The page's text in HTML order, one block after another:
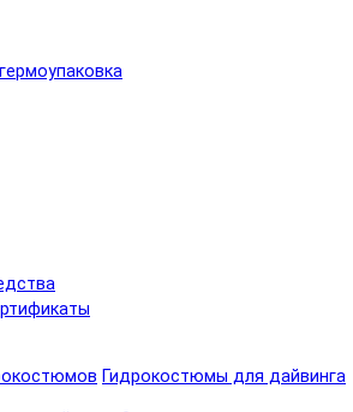
Гидрокостюмы для дайвинга